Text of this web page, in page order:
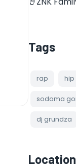
Tags
rap
sodoma
dj grundza
Location